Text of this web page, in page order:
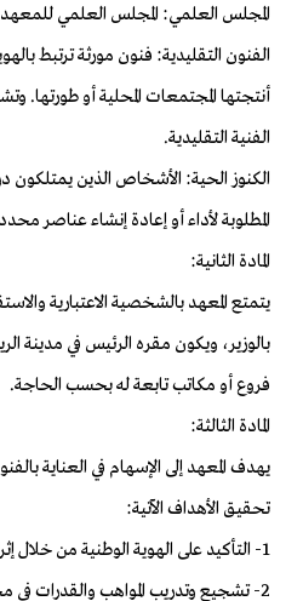
المجلس العلمي: المجلس العلمي
الفنون التقليدية: فنون مورثة ترتبط
أنتجتها المجتمعات المحلية أو طورتها.
الفنية التقليدية.
الكنوز الحية: الأشخاص الذين يمتلكون
المطلوبة لأداء أو إعادة إنشاء عناصر
المادة الثانية:
يتمتع المعهد بالشخصية الاعتبارية
بالوزير، ويكون مقره الرئيس في مدينة
فروع أو مكاتب تابعة له بحسب الحاجة.
المادة الثالثة:
يهدف المعهد إلى الإسهام في العناية
تحقيق الأهداف الآتية:
1- التأكيد على الهوية الوطنية من خلال إثراء الفنون التقليدية، والترويج لها.
2- تشجيع وتدريب المواهب والقدرات في